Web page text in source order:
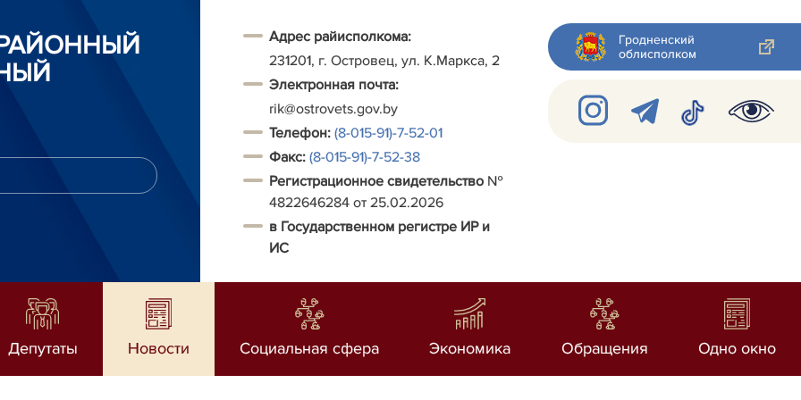
Адрес райисполкома:
231201, г. Островец, ул. К.Маркса, 2
Электронная почта:
rik@ostrovets.gov.by
Телефон: (8-015-91)-7-52-01
Факс: (8-015-91)-7-52-38
Регистрационное свидетельство №
4822646284 от 25.02.2026
в Государственном регистре ИР и
ИС
Гродненский
облисполком
Депутаты Новости Социальная сфера Экономика Обращения Одно окно